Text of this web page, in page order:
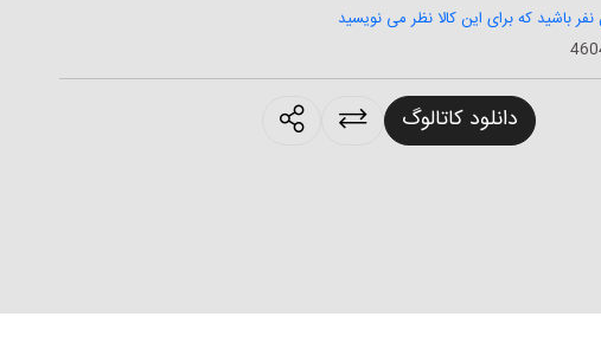
نفر باشید که برای این کالا نظر می نویسید
دانلود کاتالوگ products.sharing